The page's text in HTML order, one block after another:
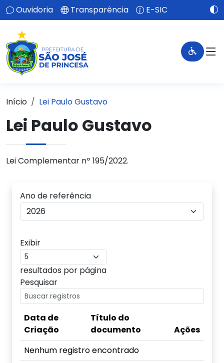
Ouvidoria Transparência E-SIC
Início Lei Paulo Gustavo
Lei Paulo Gustavo
Lei Complementar nº 195/2022.
Ano de referência
Exibir
resultados por página
Pesquisar
Data de
Criação
Título do
documento
Ações
Nenhum registro encontrado